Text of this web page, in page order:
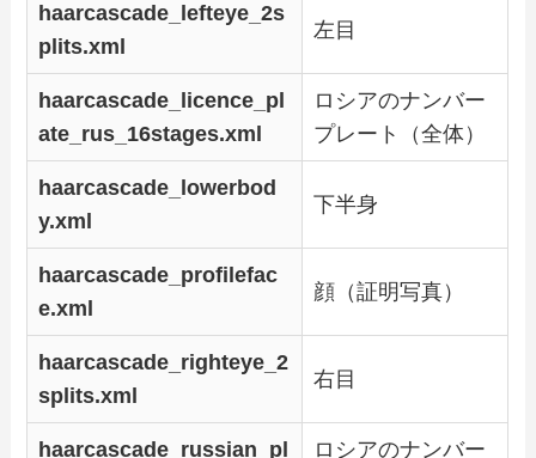
haarcascade_lefteye_2s
plits.xml
左目
haarcascade_licence_pl
ate_rus_16stages.xml
ロシアのナンバー
プレート（全体）
haarcascade_lowerbod
y.xml
下半身
haarcascade_profilefac
e.xml
顔（証明写真）
haarcascade_righteye_2
splits.xml
右目
haarcascade_russian_pl ロシアのナンバー